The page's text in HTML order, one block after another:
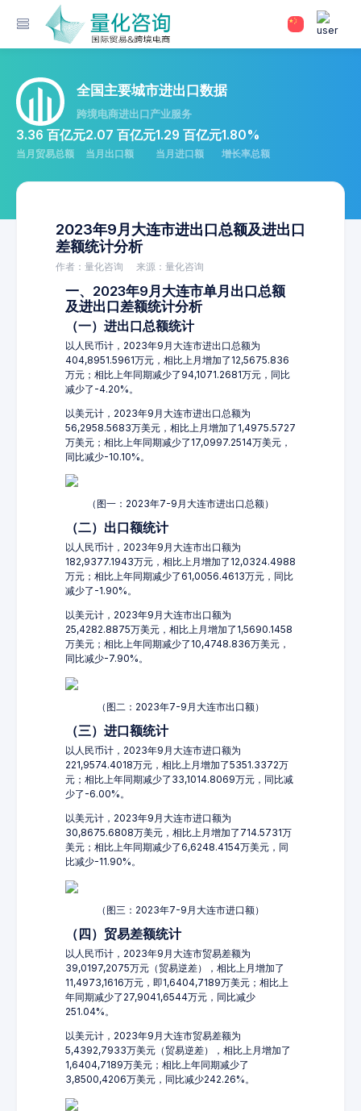
全国主要城市进出口数据
跨境电商进出口产业服务
3.36 百亿元
当月贸易总额
2.07 百亿元
当月出口额
1.29 百亿元
当月进口额
1.80%
增长率总额
2023年9月大连市进出口总额及进出口
差额统计分析
作者：量化咨询 来源：量化咨询
一、2023年9月大连市单月出口总额
及进出口差额统计分析
（一）进出口总额统计
以人民币计，2023年9月大连市进出口总额为
404,8951.5961万元，相比上月增加了12,5675.836
万元；相比上年同期减少了94,1071.2681万元，同比
减少了-4.20%。
以美元计，2023年9月大连市进出口总额为
56,2958.5683万美元，相比上月增加了1,4975.5727
万美元；相比上年同期减少了17,0997.2514万美元，
同比减少-10.10%。
（图一：2023年7-9月大连市进出口总额）
（二）出口额统计
以人民币计，2023年9月大连市出口额为
182,9377.1943万元，相比上月增加了12,0324.4988
万元；相比上年同期减少了61,0056.4613万元，同比
减少了-1.90%。
以美元计，2023年9月大连市出口额为
25,4282.8875万美元，相比上月增加了1,5690.1458
万美元；相比上年同期减少了10,4748.836万美元，
同比减少-7.90%。
（图二：2023年7-9月大连市出口额）
（三）进口额统计
以人民币计，2023年9月大连市进口额为
221,9574.4018万元，相比上月增加了5351.3372万
元；相比上年同期减少了33,1014.8069万元，同比减
少了-6.00%。
以美元计，2023年9月大连市进口额为
30,8675.6808万美元，相比上月增加了714.5731万
美元；相比上年同期减少了6,6248.4154万美元，同
比减少-11.90%。
（图三：2023年7-9月大连市进口额）
（四）贸易差额统计
以人民币计，2023年9月大连市贸易差额为
39,0197,2075万元（贸易逆差），相比上月增加了
11,4973,1616万元，即1,6404,7189万美元；相比上
年同期减少了27,9041,6544万元，同比减少
251.04%。
以美元计，2023年9月大连市贸易差额为
5,4392,7933万美元（贸易逆差），相比上月增加了
1,6404,7189万美元；相比上年同期减少了
3,8500,4206万美元，同比减少242.26%。